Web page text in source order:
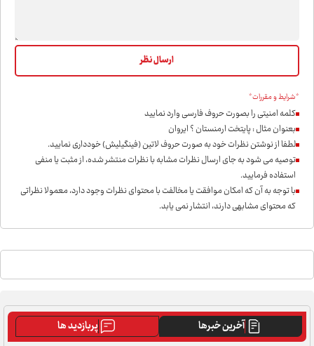
*شرایط و مقررات*
کلمه امنیتی را بصورت حروف فارسی وارد نمایید
بعنوان مثال : پایتخت ارمنستان ؟ ایروان
لطفا از نوشتن نظرات خود به صورت حروف لاتین (فینگیلیش) خودداری نمايید.
توصیه می شود به جای ارسال نظرات مشابه با نظرات منتشر شده، از مثبت یا منفی
استفاده فرمایید.
با توجه به آن که امکان موافقت یا مخالفت با محتوای نظرات وجود دارد، معمولا نظراتی
که محتوای مشابهی دارند، انتشار نمی یابد.
آخرین خبرها
پربازدید ها